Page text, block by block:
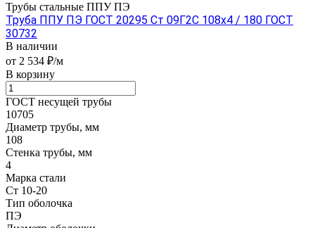
Трубы стальные ППУ ПЭ
Труба ППУ ПЭ ГОСТ 20295 Ст 09Г2С 108x4 / 180 ГОСТ
30732
В наличии
от 2 534 ₽/м
В корзину
ГОСТ несущей трубы
10705
Диаметр трубы, мм
108
Стенка трубы, мм
4
Марка стали
Ст 10-20
Тип оболочка
ПЭ